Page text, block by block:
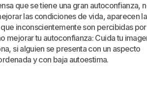
que se tiene una gran autoconfianza,
las condiciones de vida, aparecen
inconscientemente son percibidas
mejorar tu autoconfianza: Cuida tu
si alguien se presenta con un aspecto
y con baja autoestima.